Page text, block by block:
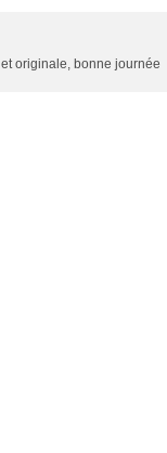
originale, bonne journée